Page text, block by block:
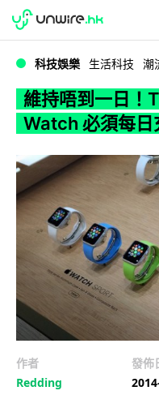
WWDC 2026
科技娛樂 生活科技 潮
維持唔到一日！
Watch 必須每日
作者
Redding
發佈